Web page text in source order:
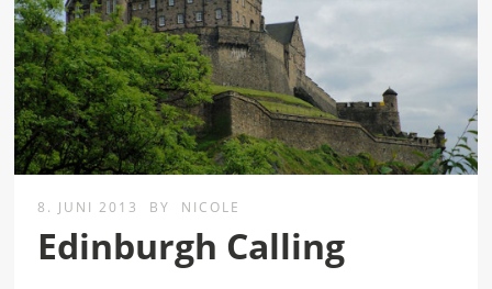
8. JUNI 2013 BY NICOLE
Edinburgh Calling